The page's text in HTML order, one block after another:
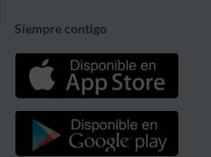
Siempre contigo